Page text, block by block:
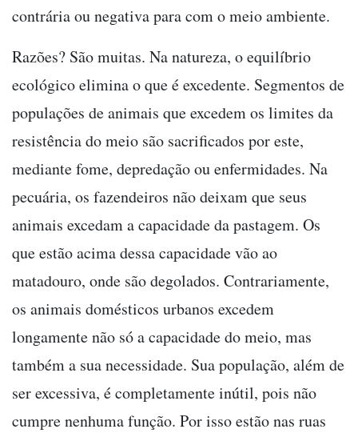
contrária ou negativa para com o meio ambiente.
Razões? São muitas. Na natureza, o equilíbrio
ecológico elimina o que é excedente. Segmentos de
populações de animais que excedem os limites da
resistência do meio são sacrificados por este,
mediante fome, depredação ou enfermidades. Na
pecuária, os fazendeiros não deixam que seus
animais excedam a capacidade da pastagem. Os
que estão acima dessa capacidade vão ao
matadouro, onde são degolados. Contrariamente,
os animais domésticos urbanos excedem
longamente não só a capacidade do meio, mas
também a sua necessidade. Sua população, além de
ser excessiva, é completamente inútil, pois não
cumpre nenhuma função. Por isso estão nas ruas